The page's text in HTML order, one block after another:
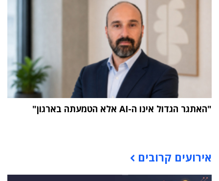
"האתגר הגדול אינו ה-AI אלא הטמעתה בארגון"
אירועים קרובים